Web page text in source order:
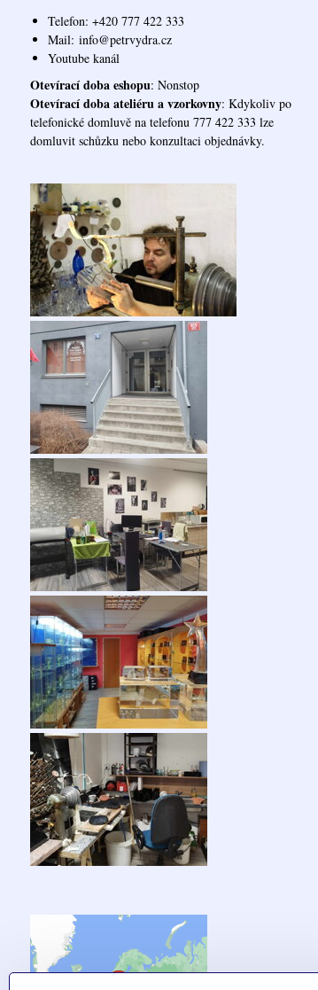
Telefon: +420 777 422 333
Mail: info@petrvydra.cz
Youtube kanál
Otevírací doba eshopu: Nonstop
Otevírací doba ateliéru a vzorkovny: Kdykoliv po
telefonické domluvě na telefonu 777 422 333 lze
domluvit schůzku nebo konzultaci objednávky.